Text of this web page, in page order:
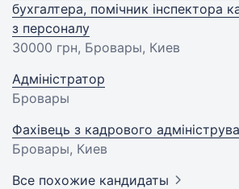
бухгалтера, помічник інспектора
з персоналу
30000 грн, Бровары, Киев
Адміністратор
Бровары
Фахівець з кадрового
Бровары, Киев
Все похожие кандидаты